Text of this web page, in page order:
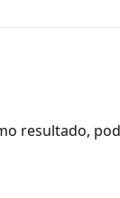
resultado,